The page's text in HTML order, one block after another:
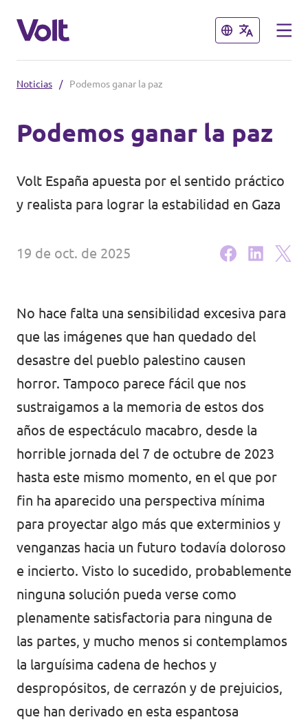
Cerrar
Volt Albania
Volt Austria
Volt Croacia
Volt Chequia
Volt Dinamarca
Volt Eslovaquia
Volt Eslovenia
Volt Estonia
Volt Finlandia [facebook]
Volt Francia
Volt Grecia
Volt Hungría
Volt Irlanda
Volt Italia
Volt Kosovo
Cerrar
Sobre Volt
Agenda
Elecciones al Parlamento Europeo
Únete
Dona
Dona
Trabaja con Volt
Contacto
Noticias / Podemos ganar la paz
Podemos ganar la paz
Volt España apuesta por el sentido práctico
y realista para lograr la estabilidad en Gaza
19 de oct. de 2025
No hace falta una sensibilidad excesiva para
que las imágenes que han quedado del
desastre del pueblo palestino causen
horror. Tampoco parece fácil que nos
sustraigamos a la memoria de estos dos
años de espectáculo macabro, desde la
horrible jornada del 7 de octubre de 2023
hasta este mismo momento, en el que por
fin ha aparecido una perspectiva mínima
para proyectar algo más que exterminios y
venganzas hacia un futuro todavía doloroso
e incierto. Visto lo sucedido, probablemente
ninguna solución pueda verse como
plenamente satisfactoria para ninguna de
las partes, y mucho menos si contemplamos
la larguísima cadena de hechos y
despropósitos, de cerrazón y de prejuicios,
que han derivado en esta espantosa